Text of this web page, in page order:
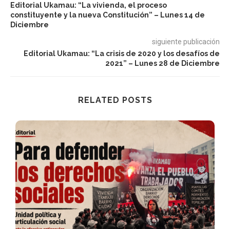
Editorial Ukamau: “La vivienda, el proceso
constituyente y la nueva Constitución” – Lunes 14 de
Diciembre
siguiente publicación
Editorial Ukamau: “La crisis de 2020 y los desafíos de
2021” – Lunes 28 de Diciembre
RELATED POSTS